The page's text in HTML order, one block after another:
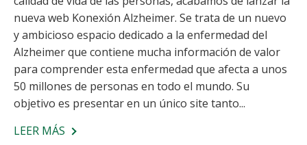
nueva web Konexión Alzheimer. Se trata de un nuevo
y ambicioso espacio dedicado a la enfermedad del
Alzheimer que contiene mucha información de valor
para comprender esta enfermedad que afecta a unos
50 millones de personas en todo el mundo. Su
objetivo es presentar en un único site tanto...
LEER MÁS SOBRE